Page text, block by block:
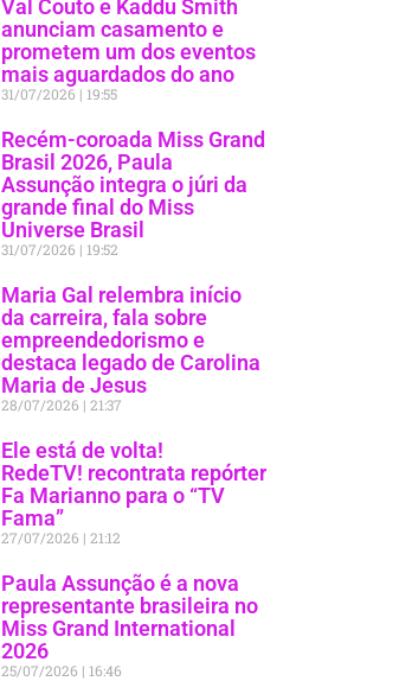
Val Couto e Kaddu Smith
anunciam casamento e
prometem um dos eventos
mais aguardados do ano
31/07/2026 19:55
Recém-coroada Miss Grand
Brasil 2026, Paula
Assunção integra o júri da
grande final do Miss
Universe Brasil
31/07/2026 19:52
Maria Gal relembra início
da carreira, fala sobre
empreendedorismo e
destaca legado de Carolina
Maria de Jesus
28/07/2026 21:37
Ele está de volta!
RedeTV! recontrata repórter
Fa Marianno para o “TV
Fama”
27/07/2026 21:12
Paula Assunção é a nova
representante brasileira no
Miss Grand International
2026
25/07/2026 16:46